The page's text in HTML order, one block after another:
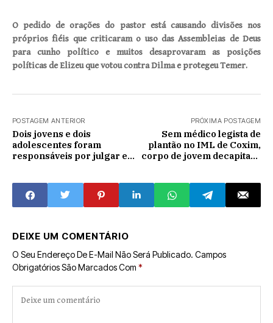
O pedido de orações do pastor está causando divisões nos
próprios fiéis que criticaram o uso das Assembleias de Deus
para cunho político e muitos desaprovaram as posições
políticas de Elizeu que votou contra Dilma e protegeu Temer.
POSTAGEM ANTERIOR
Dois jovens e dois
adolescentes foram
responsáveis por julgar e
PRÓXIMA POSTAGEM
Sem médico legista de
plantão no IML de Coxim,
corpo de jovem decapitada
DEIXE UM COMENTÁRIO
O Seu Endereço De E-Mail Não Será Publicado. Campos
Obrigatórios São Marcados Com *